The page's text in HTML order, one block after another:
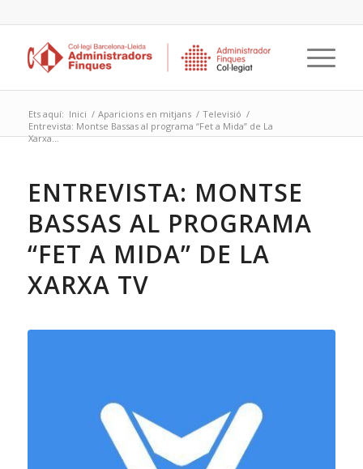
Ets aquí: Inici / Aparicions en mitjans / Televisió /
Entrevista: Montse Bassas al programa “Fet a Mida” de La
Xarxa...
ENTREVISTA: MONTSE
BASSAS AL PROGRAMA
“FET A MIDA” DE LA
XARXA TV